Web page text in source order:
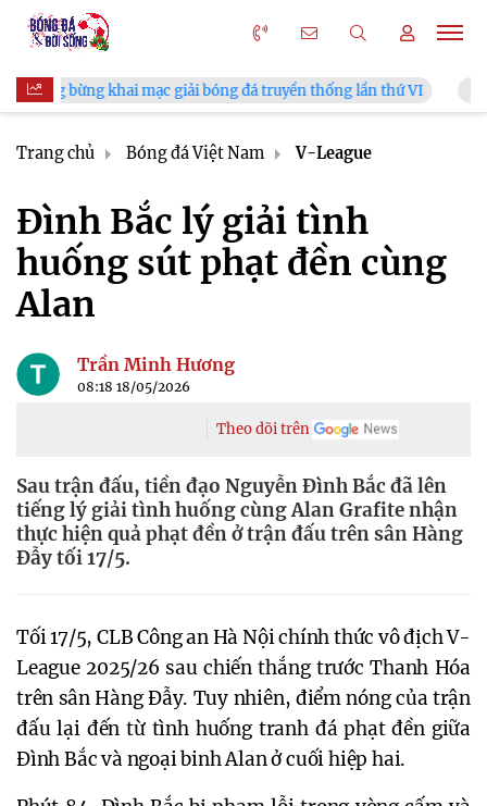
khai mạc giải bóng đá truyền thống lần thứ VI HLV Kim
Trang chủ Bóng đá Việt Nam V-League
Đình Bắc lý giải tình
huống sút phạt đền cùng
Alan
Trần Minh Hương
08:18 18/05/2026
Theo dõi trên
Sau trận đấu, tiền đạo Nguyễn Đình Bắc đã lên
tiếng lý giải tình huống cùng Alan Grafite nhận
thực hiện quả phạt đền ở trận đấu trên sân Hàng
Đẫy tối 17/5.
Tối 17/5, CLB Công an Hà Nội chính thức vô địch V-
League 2025/26 sau chiến thắng trước Thanh Hóa
trên sân Hàng Đẫy. Tuy nhiên, điểm nóng của trận
đấu lại đến từ tình huống tranh đá phạt đền giữa
Đình Bắc và ngoại binh Alan ở cuối hiệp hai.